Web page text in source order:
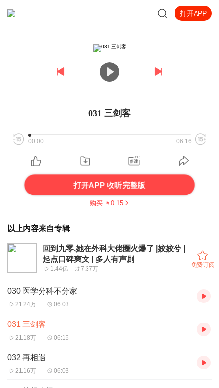
打开APP
031 三剑客
00:00 06:16
打开APP 收听完整版
购买 ￥ 0.15
以上内容来自专辑
回到九零,她在外科大佬圈火爆了 |姣姣兮 |
起点口碑爽文 | 多人有声剧
1.44亿 7.37万
免费订阅
030 医学分科不分家
21.24万 06:03
031 三剑客
21.18万 06:16
032 再相遇
21.16万 06:03